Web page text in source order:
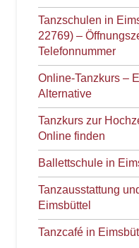
Tanzschulen in
22769) –
Telefonnummer
Online-Tanzkurs –
Alternative
Tanzkurs zur
Online finden
Ballettschule in
Tanzausstattung
Eimsbüttel
Tanzcafé in